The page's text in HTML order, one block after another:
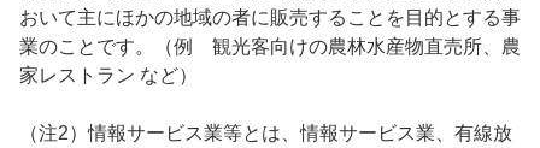
おいて主にほかの地域の者に販売することを目的とする事
業のことです。（例 観光客向けの農林水産物直売所、農
家レストラン など）
（注2）情報サービス業等とは、情報サービス業、有線放